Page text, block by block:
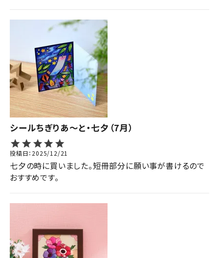
シールちぎりあ～と・七夕（7月）
投稿日 2025/12/21
七夕の時に買いました。短冊部分に願い事が書けるので
おすすめです。